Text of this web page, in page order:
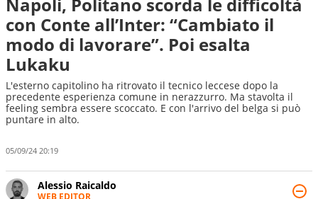
con Conte all’Inter: “Cambiato il
modo di lavorare”. Poi esalta
Lukaku
L'esterno capitolino ha ritrovato il tecnico leccese dopo la
precedente esperienza comune in nerazzurro. Ma stavolta il
feeling sembra essere scoccato. E con l'arrivo del belga si può
puntare in alto.
05/09/24 20:19
Alessio Raicaldo
WEB EDITOR